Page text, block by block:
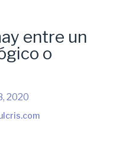
entre un
o
2020